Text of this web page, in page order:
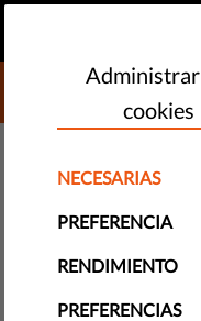
DONATE
¿Por qué
protección
el RGPD?
Administrar
cookies
NECESARIAS
PREFERENCIA
RENDIMIENTO
PREFERENCIAS